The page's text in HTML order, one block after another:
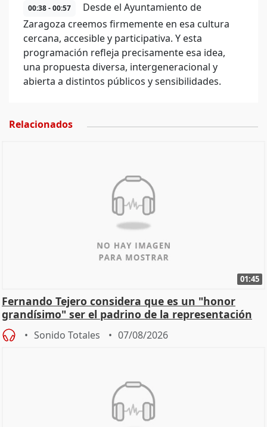
00:38 - 00:57
Desde el Ayuntamiento de
Zaragoza creemos firmemente en esa cultura
cercana, accesible y participativa. Y esta
programación refleja precisamente esa idea,
una propuesta diversa, intergeneracional y
abierta a distintos públicos y sensibilidades.
Relacionados
01:45
Fernando Tejero considera que es un "honor
grandísimo" ser el padrino de la representación
Sonido Totales 07/08/2026